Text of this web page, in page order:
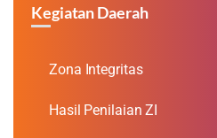
Kegiatan Daerah
Zona Integritas
Hasil Penilaian ZI